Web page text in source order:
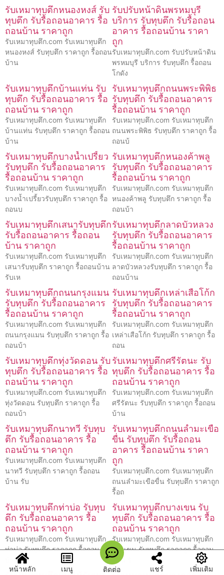
รับเหมาทุบตึกหนองหงส์ รับ
ทุบตึก รับรื้อถอนอาคาร รื้อ
ถอนบ้าน ราคาถูก
รับเหมาทุบตึก.com รับเหมาทุบตึก
หนองหงส์ รับทุบตึก ราคาถูก รื้อถอน
บ้าน
รับปรับหน้าดินพรหมบุรี
บริการ รับทุบตึก รับรื้อถอน
อาคาร รื้อถอนบ้าน ราคา
ถูก
รับเหมาทุบตึก.com รับปรับหน้าดิน
พรหมบุรี บริการ รับทุบตึก รื้อถอน
โกดัง
รับเหมาทุบตึกบ้านแท่น รับ
ทุบตึก รับรื้อถอนอาคาร รื้อ
ถอนบ้าน ราคาถูก
รับเหมาทุบตึก.com รับเหมาทุบตึก
บ้านแท่น รับทุบตึก ราคาถูก รื้อถอน
บ้าน
รับเหมาทุบตึกถนนพระพิพิธ
รับทุบตึก รับรื้อถอนอาคาร
รื้อถอนบ้าน ราคาถูก
รับเหมาทุบตึก.com รับเหมาทุบตึก
ถนนพระพิพิธ รับทุบตึก ราคาถูก รื้อ
ถอนบ้
รับเหมาทุบตึกบางน้ำเปรี้ยว
รับทุบตึก รับรื้อถอนอาคาร
รื้อถอนบ้าน ราคาถูก
รับเหมาทุบตึก.com รับเหมาทุบตึก
บางน้ำเปรี้ยวรับทุบตึก ราคาถูก รื้อ
ถอนบ
รับเหมาทุบตึกหนองค้าพลู
รับทุบตึก รับรื้อถอนอาคาร
รื้อถอนบ้าน ราคาถูก
รับเหมาทุบตึก.com รับเหมาทุบตึก
หนองค้าพลู รับทุบตึก ราคาถูก รื้อ
ถอนบ้า
รับเหมาทุบตึกเสนารับทุบตึก
รับรื้อถอนอาคาร รื้อถอน
บ้าน ราคาถูก
รับเหมาทุบตึก.com รับเหมาทุบตึก
เสนารับทุบตึก ราคาถูก รื้อถอนบ้าน
รับเห
รับเหมาทุบตึกลาดบัวหลวง
รับทุบตึก รับรื้อถอนอาคาร
รื้อถอนบ้าน ราคาถูก
รับเหมาทุบตึก.com รับเหมาทุบตึก
ลาดบัวหลวงรับทุบตึก ราคาถูก รื้อ
ถอนบ้าน
รับเหมาทุบตึกถนนกรุงแมน
รับทุบตึก รับรื้อถอนอาคาร
รื้อถอนบ้าน ราคาถูก
รับเหมาทุบตึก.com รับเหมาทุบตึก
ถนนกรุงแมน รับทุบตึก ราคาถูก รื้อ
ถอนบ้า
รับเหมาทุบตึกเหล่าเสือโก้ก
รับทุบตึก รับรื้อถอนอาคาร
รื้อถอนบ้าน ราคาถูก
รับเหมาทุบตึก.com รับเหมาทุบตึก
เหล่าเสือโก้ก รับทุบตึก ราคาถูก รื้อ
ถอน
รับเหมาทุบตึกทุ่งวัดดอน รับ
ทุบตึก รับรื้อถอนอาคาร รื้อ
ถอนบ้าน ราคาถูก
รับเหมาทุบตึก.com รับเหมาทุบตึก
ทุ่งวัดดอน รับทุบตึก ราคาถูก รื้อ
ถอนบ้า
รับเหมาทุบตึกศรีรัตนะ รับ
ทุบตึก รับรื้อถอนอาคาร รื้อ
ถอนบ้าน ราคาถูก
รับเหมาทุบตึก.com รับเหมาทุบตึก
ศรีรัตนะ รับทุบตึก ราคาถูก รื้อถอน
บ้าน
รับเหมาทุบตึกนาทวี รับทุบ
ตึก รับรื้อถอนอาคาร รื้อ
ถอนบ้าน ราคาถูก
รับเหมาทุบตึก.com รับเหมาทุบตึก
นาทวี รับทุบตึก ราคาถูก รื้อถอน
บ้าน รับ
รับเหมาทุบตึกถนนลำมะเขือ
ขื่น รับทุบตึก รับรื้อถอน
อาคาร รื้อถอนบ้าน ราคา
ถูก
รับเหมาทุบตึก.com รับเหมาทุบตึก
ถนนลำมะเขือขื่น รับทุบตึก ราคาถูก
รื้อถ
รับเหมาทุบตึกท่าบ่อ รับทุบ
ตึก รับรื้อถอนอาคาร รื้อ
ถอนบ้าน ราคาถูก
รับเหมาทุบตึก.com รับเหมาทุบตึก
ท่าบ่อ รับทุบตึก ราคาถูก รื้อถอน
บ้าน รั
รับเหมาทุบตึกบางเขน รับ
ทุบตึก รับรื้อถอนอาคาร รื้อ
ถอนบ้าน ราคาถูก
รับเหมาทุบตึก.com รับเหมาทุบตึก
บางเขน รับทุบตึก ราคาถูก รื้อถอน
บ้าน รั
หน้าหลัก เมนู ติดต่อ แชร์ เพิ่มเติม